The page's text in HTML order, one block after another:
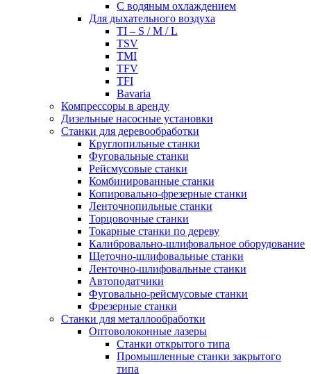
С водяным охлаждением
Для дыхательного воздуха
TI – S / M / L
TSV
TMI
TFV
TFI
Bavaria
Компрессоры в аренду
Дизельные насосные установки
Станки для деревообработки
Круглопильные станки
Фуговальные станки
Рейсмусовые станки
Комбинированные станки
Копировально-фрезерные станки
Ленточнопильные станки
Торцовочные станки
Токарные станки по дереву
Калибровально-шлифовальное оборудование
Щеточно-шлифовальные станки
Ленточно-шлифовальные станки
Автоподатчики
Фуговально-рейсмусовые станки
Фрезерные станки
Станки для металлообработки
Оптоволоконные лазеры
Станки открытого типа
Промышленные станки закрытого
типа